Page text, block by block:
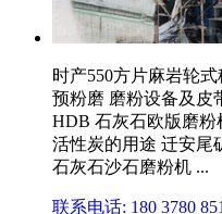
时产550方片麻岩轮
预粉磨 磨粉设备及皮
HDB 石灰石欧版磨
活性炭的用途 迁安尾
石灰石沙石磨粉机 ...
联系电话: 180 3780